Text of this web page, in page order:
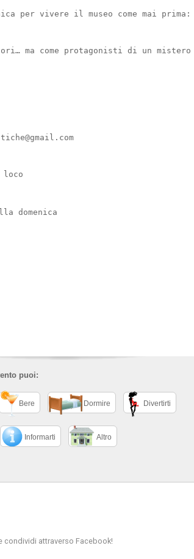
per vivere il museo come mai prima:
ma come protagonisti di un mistero
loco
domenica
puoi:
Bere Dormire Divertirti
Informarti Altro
condividi attraverso Facebook!